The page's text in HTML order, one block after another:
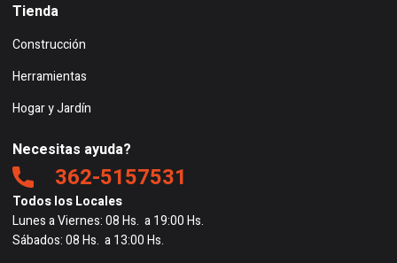
Tienda
Construcción
Herramientas
Hogar y Jardín
Necesitas ayuda?
362-5157531
Todos los Locales
Lunes a Viernes: 08 Hs. a 19:00 Hs.
Sábados: 08 Hs. a 13:00 Hs.